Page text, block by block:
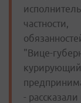
"Вице-
-